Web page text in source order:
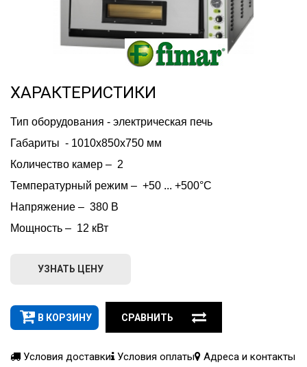
ХАРАКТЕРИСТИКИ
Тип оборудования - электрическая печь
Габариты  - 1010х850х750 мм
Количество камер –  2
Температурный режим –  +50 ... +500°C
Напряжение –  380 В
Мощность –  12 кВт
УЗНАТЬ ЦЕНУ
В КОРЗИНУ СРАВНИТЬ
Условия доставки Условия оплаты Адреса и контакты